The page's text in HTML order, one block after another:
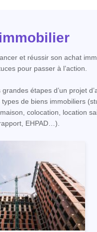
et réussir son achat
pour passer à l’action.
étapes d’un projet
de biens immobiliers
colocation, location
EHPAD…).